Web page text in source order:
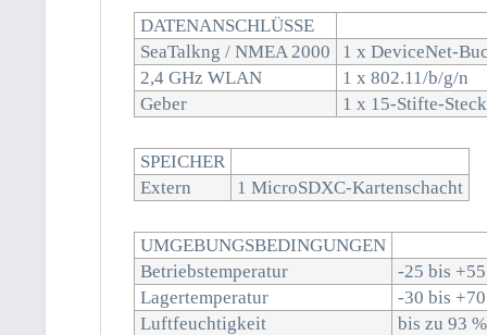
DATENANSCHLÜSSE
SeaTalkng / NMEA 2000
1 x DeviceNet-
2,4 GHz WLAN
1 x 802.11/b/g/n
Geber
1 x 15-Stifte-
SPEICHER
Extern
1 MicroSDXC-Kartenschacht
UMGEBUNGSBEDINGUNGEN
Betriebstemperatur
-25 bis
Lagertemperatur
-30 bis
Luftfeuchtigkeit
bis zu 93